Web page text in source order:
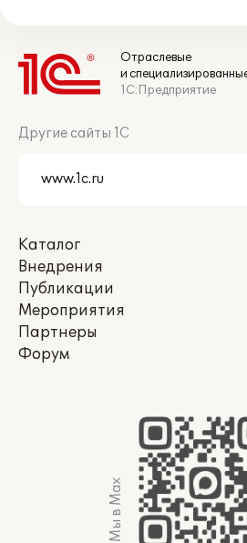
Отраслевые
и
1С:Предприятие
Другие сайты 1С
Каталог
Внедрения
Публикации
Мероприятия
Партнеры
Форум
Мы в Max